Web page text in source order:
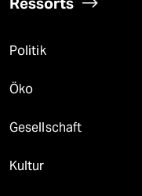
Politik
Öko
Gesellschaft
Kultur